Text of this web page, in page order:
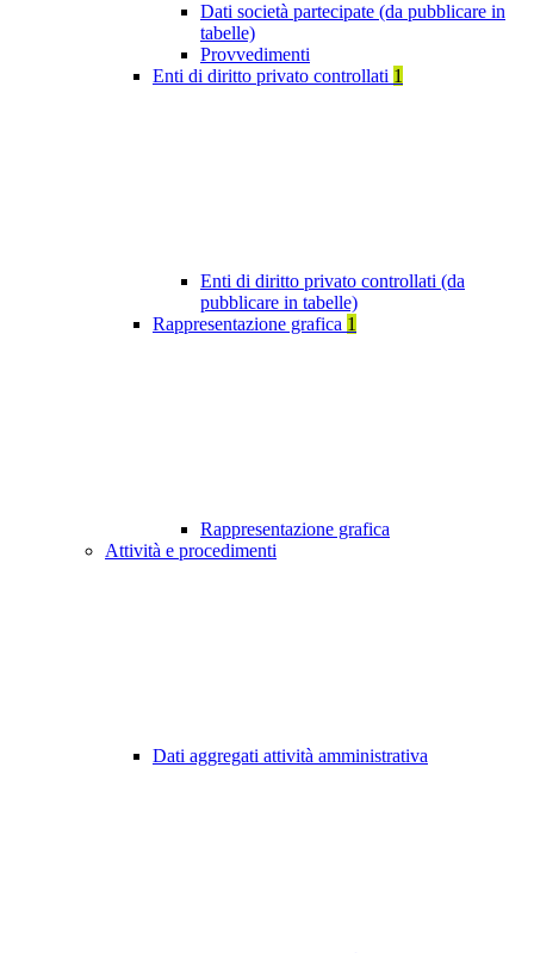
Dati società partecipate (da pubblicare in
tabelle)
Provvedimenti
Enti di diritto privato controllati 1
Enti di diritto privato controllati (da
pubblicare in tabelle)
Rappresentazione grafica 1
Rappresentazione grafica
Attività e procedimenti
Dati aggregati attività amministrativa